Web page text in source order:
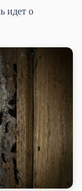
идет о